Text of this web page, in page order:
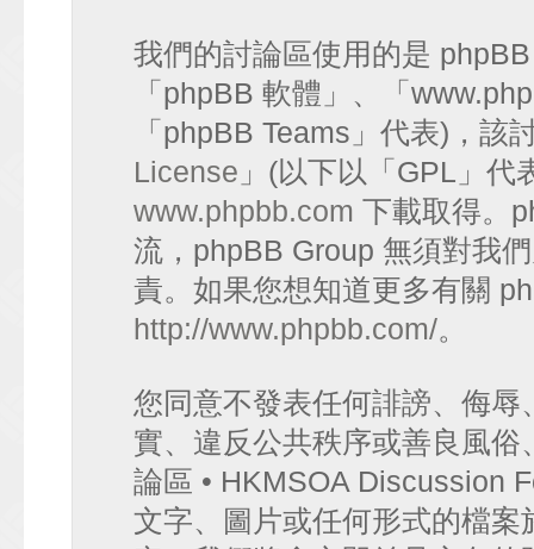
我們的討論區使用的是
「phpBB 軟體」、「
「phpBB Teams」代表)，該
License 」(以下以「GPL」代
www.phpbb.com 下載取得。
流，phpBB Group 無須對我
責。如果您想知道更多有關
http://www.phpbb.com/。
您同意不發表任何誹謗、侮
實、違反公共秩序或善良風
論區 • HKMSOA Discussion
文字、圖片或任何形式的檔